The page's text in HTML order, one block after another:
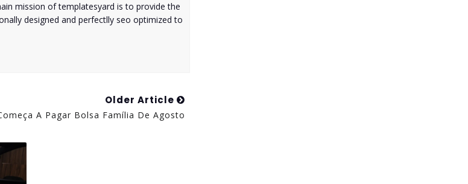
mission of templatesyard is to provide the
designed and perfectlly seo optimized to
Older Article
A Pagar Bolsa Família De Agosto